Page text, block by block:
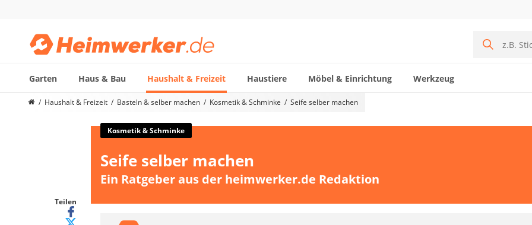
Garten Haus & Bau Haushalt & Freizeit Haustiere Möbel & Einrichtung Werkzeug
Die beliebtesten Vergleiche nach Kategorie
Induktionskochfeld
Tischgeschirrspüler
Haushalt & Freizeit Basteln & selber machen Kosmetik & Schminke Seife selber machen
Teilen
Kosmetik & Schminke
Seife selber machen
Ein Ratgeber aus der heimwerker.de Redaktion